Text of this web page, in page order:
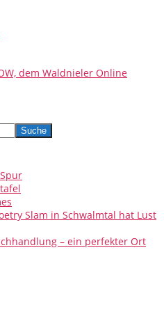
dem Waldnieler Online
Slam in Schwalmtal hat Lust
– ein perfekter Ort